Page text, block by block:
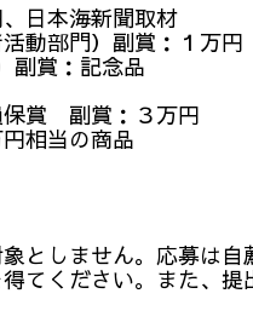
日本海新聞取材
動部門）副賞：１万円
賞：記念品
賞 副賞：３万円
相当の商品
としません。応募は
てください。また、提